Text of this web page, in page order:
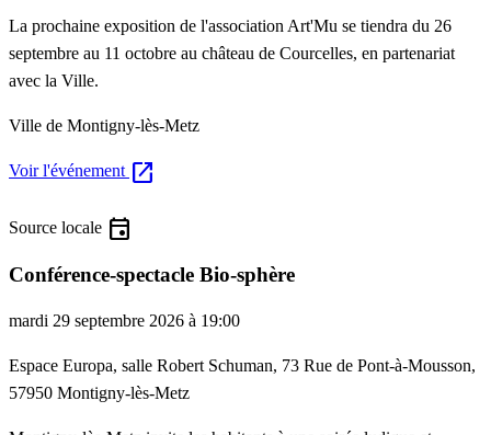
La prochaine exposition de l'association Art'Mu se tiendra du 26
septembre au 11 octobre au château de Courcelles, en partenariat
avec la Ville.
Ville de Montigny-lès-Metz
Voir l'événement open_in_new
Source locale event
Conférence-spectacle Bio-sphère
mardi 29 septembre 2026 à 19:00
Espace Europa, salle Robert Schuman, 73 Rue de Pont-à-Mousson,
57950 Montigny-lès-Metz